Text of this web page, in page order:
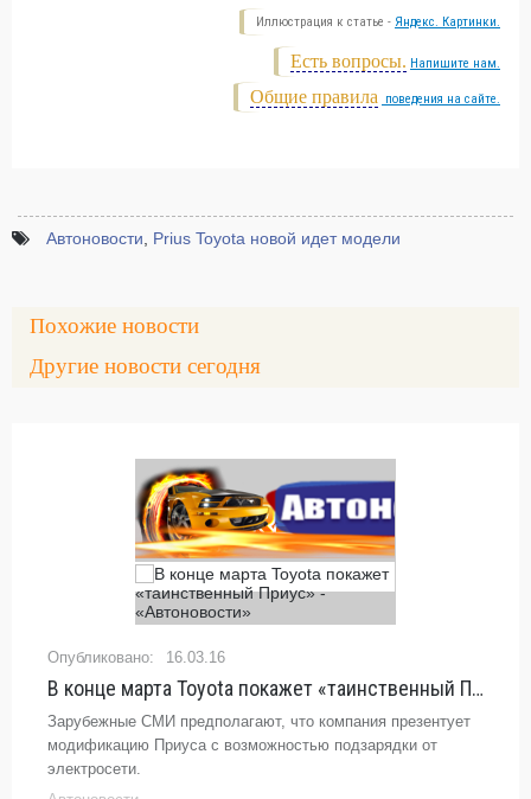
Иллюстрация к статье - Яндекс. Картинки.
Есть вопросы. Напишите нам.
Общие правила поведения на сайте.
Автоновости Prius Toyota новой идет модели
Похожие новости
Другие новости сегодня
16.03.16
В конце марта Toyota покажет «таинственный Приус» - «Автоновости»
Зарубежные СМИ предполагают, что компания презентует
модификацию Приуса с возможностью подзарядки от
электросети.